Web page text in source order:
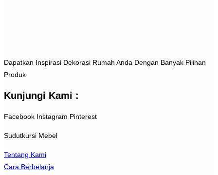
Dapatkan Inspirasi Dekorasi Rumah Anda Dengan Banyak Pilihan
Produk
Kunjungi Kami :
Facebook Instagram Pinterest
Sudutkursi Mebel
Tentang Kami
Cara Berbelanja